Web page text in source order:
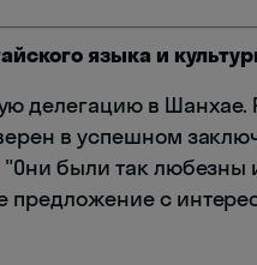
языка и
делегацию в Шанхае.
в успешном
были так любезны
с